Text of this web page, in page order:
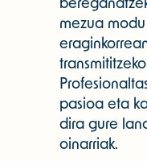
mezua modu
pasioa eta
dira gure
oinarriak.